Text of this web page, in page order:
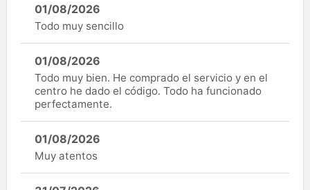
01/08/2026
Todo muy sencillo
01/08/2026
Todo muy bien. He comprado el servicio y en el
centro he dado el código. Todo ha funcionado
perfectamente.
01/08/2026
Muy atentos